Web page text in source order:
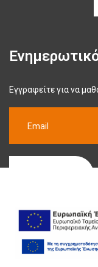
Εγγραφείτε για να